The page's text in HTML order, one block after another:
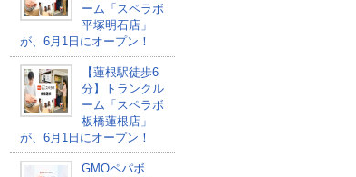
ーム「スペラボ
平塚明石店」
が、6月1日にオープン！
【蓮根駅徒歩6
分】トランクル
ーム「スペラボ
板橋蓮根店」
が、6月1日にオープン！
GMOペパボ